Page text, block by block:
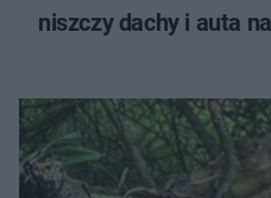
niszczy dachy i auta